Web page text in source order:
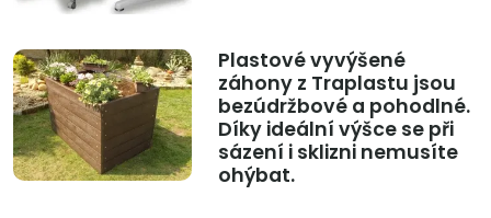
Plastové vyvýšené
záhony z Traplastu jsou
bezúdržbové a pohodlné.
Díky ideální výšce se při
sázení i sklizni nemusíte
ohýbat.